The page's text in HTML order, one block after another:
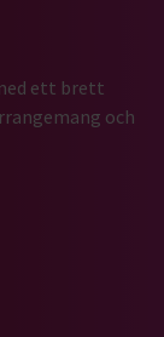
ett brett
och